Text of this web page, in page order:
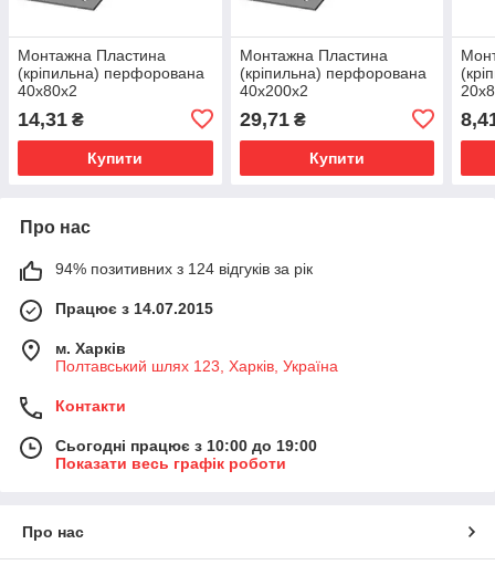
Монтажна Пластина
(кріпильна) перфорована
40х80х2
14,31 ₴
Купити
Монтажна Пластина
(кріпильна) перфорована
40х200х2
29,71₴
Купити
Про нас
94% позитивних з 124 відгуків за рік
Працює з 14.07.2015
м. Харків
Полтавський шлях 123, Харків, Україна
Контакти
Сьогодні працює з 10:00 до 19:00
Показати весь графік роботи
Про нас